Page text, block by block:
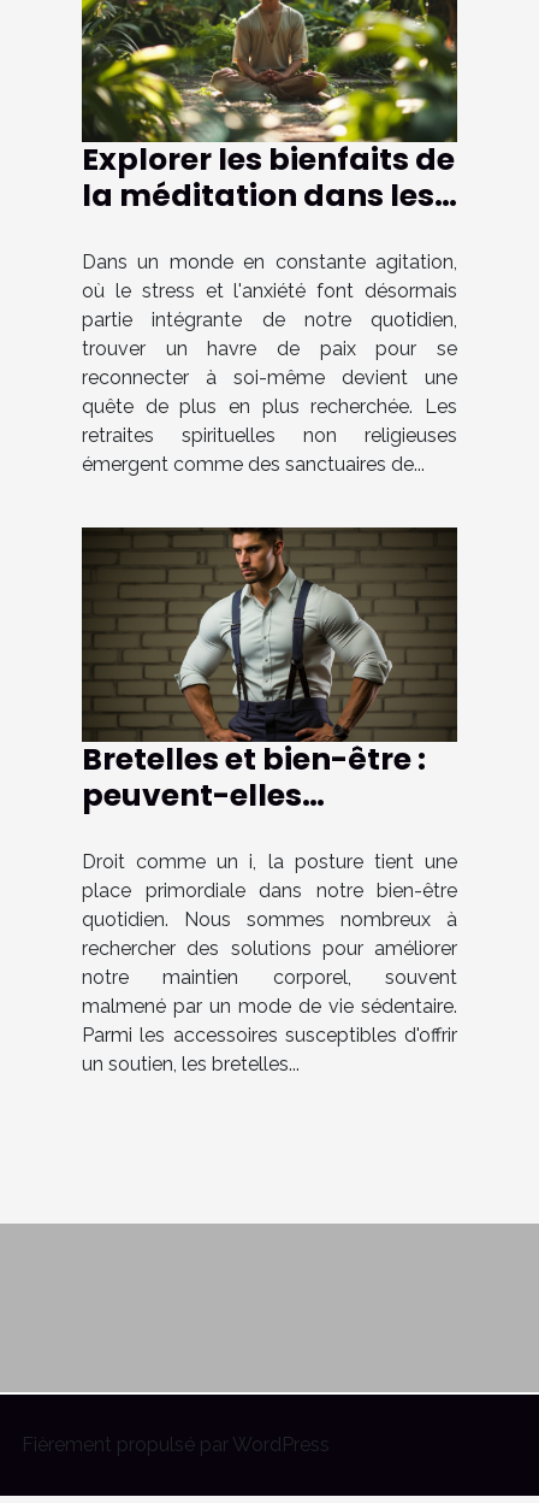
Explorer les bienfaits de
la méditation dans les
non religieuses
Dans un monde en constante agitation,
où le stress et l'anxiété font désormais
partie intégrante de notre quotidien,
trouver un havre de paix pour se
reconnecter à soi-même devient une
quête de plus en plus recherchée. Les
retraites spirituelles non religieuses
émergent comme des sanctuaires de...
Bretelles et bien-être :
peuvent-elles
Droit comme un i, la posture tient une
place primordiale dans notre bien-être
quotidien. Nous sommes nombreux à
rechercher des solutions pour améliorer
notre maintien corporel, souvent
malmené par un mode de vie sédentaire.
Parmi les accessoires susceptibles d'offrir
un soutien, les bretelles...
Fièrement propulsé par WordPress